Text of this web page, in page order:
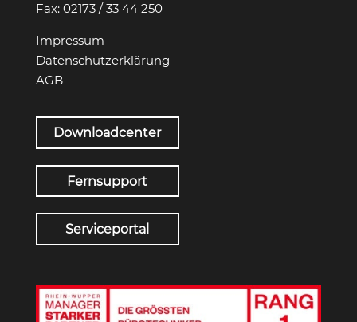
Fax: 02173 / 33 44 250
Impressum
Datenschutzerklärung
AGB
Downloadcenter
Fernsupport
Serviceportal